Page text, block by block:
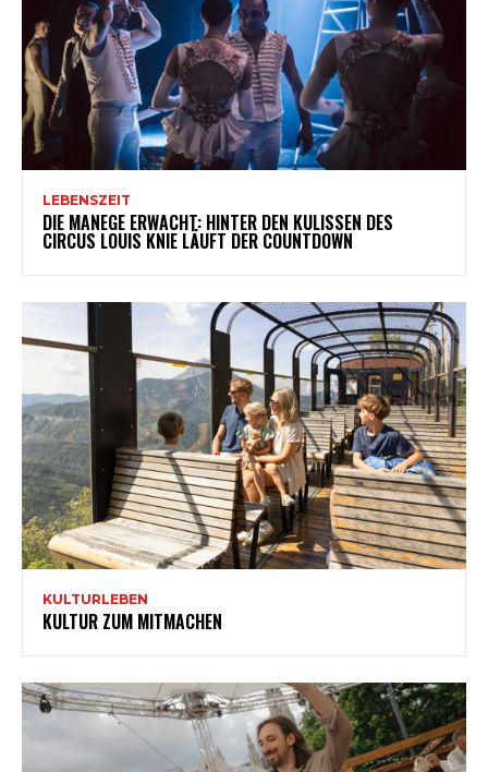
LEBENSZEIT
DIE MANEGE ERWACHT: HINTER DEN KULISSEN DES
CIRCUS LOUIS KNIE LÄUFT DER COUNTDOWN
KULTURLEBEN
KULTUR ZUM MITMACHEN